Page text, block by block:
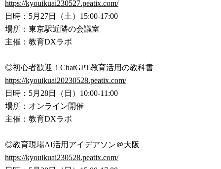
https://kyouikuai230527.peatix.com/
日時：5月27日（土）15:00-17:00
場所：東京駅近隣の会議室
主催：教育DXラボ
◎初心者歓迎！ChatGPT教育活用の教科書
https://kyouikuai20230528.peatix.com/
日時：5月28日（日）10:00-11:00
場所：オンライン開催
主催：教育DXラボ
◎教育現場AI活用アイデアソン＠大阪
https://kyouikuai230528.peatix.com/